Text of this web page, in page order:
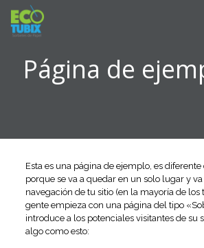
Página de
Esta es una página de ejemplo, es
porque se va a quedar en un solo lugar y
navegación de tu sitio (en la mayoría de los
gente empieza con una página del tipo
introduce a los potenciales visitantes de su
algo como esto: